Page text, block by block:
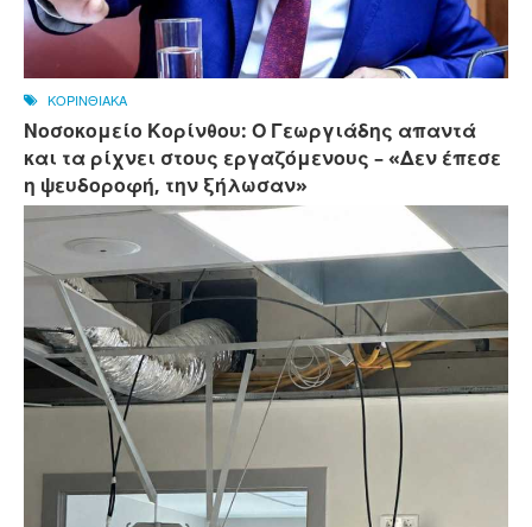
ΚΟΡΙΝΘΙΑΚΑ
Νοσοκομείο Κορίνθου: Ο Γεωργιάδης απαντά
και τα ρίχνει στους εργαζόμενους – «Δεν έπεσε
η ψευδοροφή, την ξήλωσαν»